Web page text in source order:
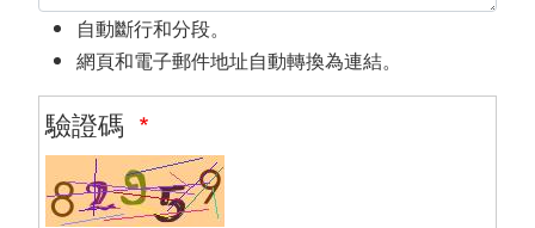
自動斷行和分段。
網頁和電子郵件地址自動轉換為連結。
驗證碼